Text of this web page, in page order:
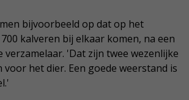
bijvoorbeeld op dat op het
kalveren bij elkaar komen, na een
verzamelaar. 'Dat zijn twee wezenlijke
het dier. Een goede weerstand is